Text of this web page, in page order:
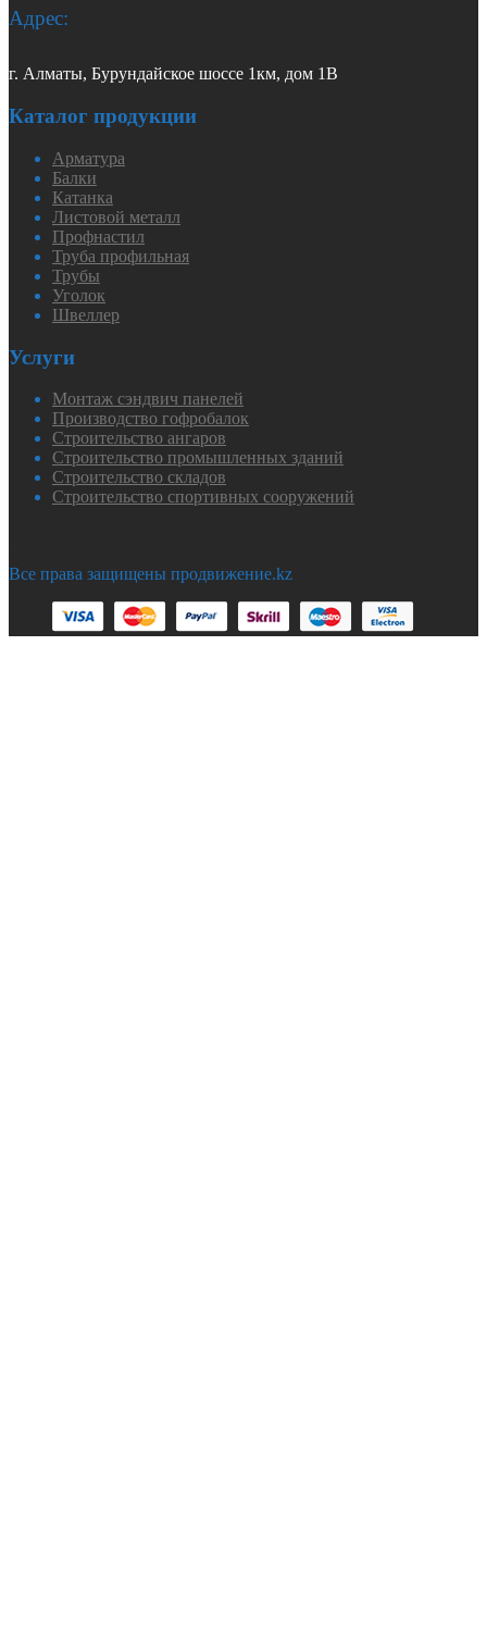
Адрес:
г. Алматы, Бурундайское шоссе 1км, дом 1В
Каталог продукции
Арматура
Балки
Катанка
Листовой металл
Профнастил
Труба профильная
Трубы
Уголок
Швеллер
Услуги
Монтаж сэндвич панелей
Производство гофробалок
Строительство ангаров
Строительство промышленных зданий
Строительство складов
Строительство спортивных сооружений
Все права защищены продвижение.kz